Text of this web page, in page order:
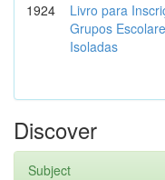
1924
Livro para
Grupos
Isoladas
Discover
Subject